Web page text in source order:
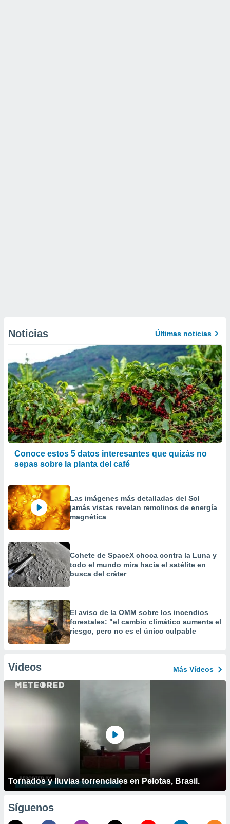
Noticias Últimas noticias
Conoce estos 5 datos interesantes que quizás no
sepas sobre la planta del café
Las imágenes más detalladas del Sol
jamás vistas revelan remolinos de energía
magnética
Cohete de SpaceX choca contra la Luna y
todo el mundo mira hacia el satélite en
busca del cráter
El aviso de la OMM sobre los incendios
forestales: "el cambio climático aumenta el
riesgo, pero no es el único culpable
Vídeos Más Vídeos
Tornados y lluvias torrenciales en Pelotas, Brasil.
Síguenos